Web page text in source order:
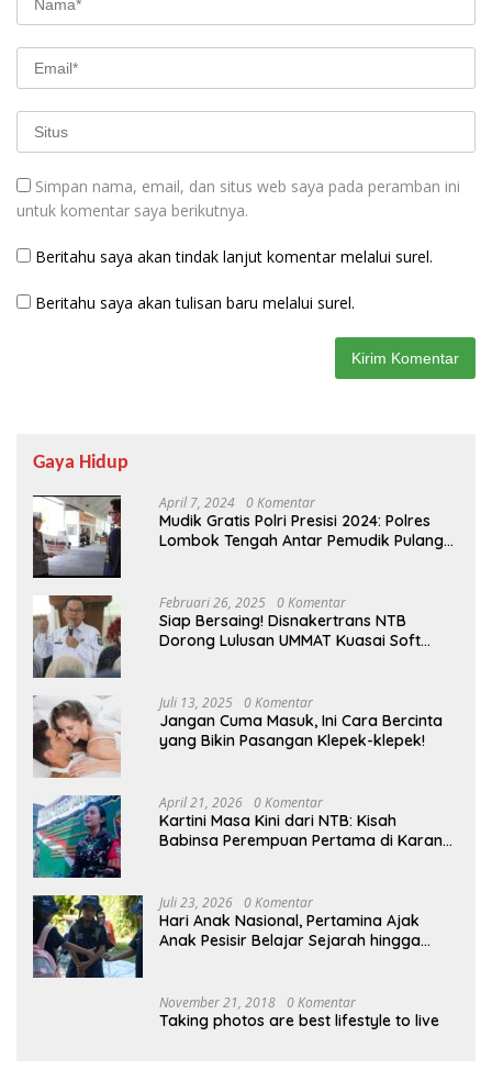
Simpan nama, email, dan situs web saya pada peramban ini
untuk komentar saya berikutnya.
Beritahu saya akan tindak lanjut komentar melalui surel.
Beritahu saya akan tulisan baru melalui surel.
Gaya Hidup
April 7, 2024 0 Komentar
Mudik Gratis Polri Presisi 2024: Polres
Lombok Tengah Antar Pemudik Pulang
Februari 26, 2025 0 Komentar
Siap Bersaing! Disnakertrans NTB
Dorong Lulusan UMMAT Kuasai Soft
Juli 13, 2025 0 Komentar
Jangan Cuma Masuk, Ini Cara Bercinta
yang Bikin Pasangan Klepek-klepek!
April 21, 2026 0 Komentar
Kartini Masa Kini dari NTB: Kisah
Babinsa Perempuan Pertama di Karang
Juli 23, 2026 0 Komentar
Hari Anak Nasional, Pertamina Ajak
Anak Pesisir Belajar Sejarah hingga
November 21, 2018 0 Komentar
Taking photos are best lifestyle to live